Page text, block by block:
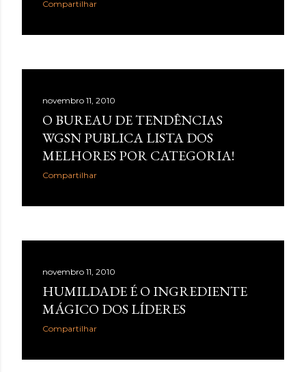
Compartilhar
novembro 11, 2010
O BUREAU DE TENDÊNCIAS
WGSN PUBLICA LISTA DOS
MELHORES POR CATEGORIA!
Compartilhar
novembro 11, 2010
HUMILDADE É O INGREDIENTE
MÁGICO DOS LÍDERES
Compartilhar